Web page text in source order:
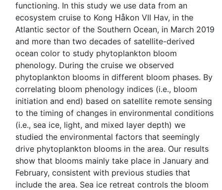
functioning. In this study we use data from an
ecosystem cruise to Kong Håkon VII Hav, in the
Atlantic sector of the Southern Ocean, in March 2019
and more than two decades of satellite-derived
ocean color to study phytoplankton bloom
phenology. During the cruise we observed
phytoplankton blooms in different bloom phases. By
correlating bloom phenology indices (i.e., bloom
initiation and end) based on satellite remote sensing
to the timing of changes in environmental conditions
(i.e., sea ice, light, and mixed layer depth) we
studied the environmental factors that seemingly
drive phytoplankton blooms in the area. Our results
show that blooms mainly take place in January and
February, consistent with previous studies that
include the area. Sea ice retreat controls the bloom